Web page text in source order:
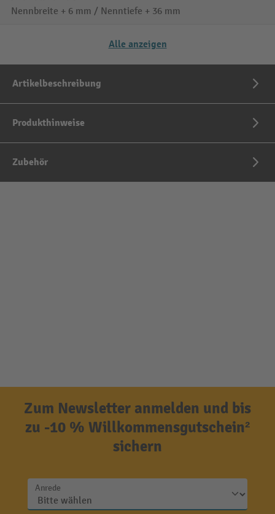
Nennbreite + 6 mm / Nenntiefe + 36 mm
Alle anzeigen
Artikelbeschreibung
Produkthinweise
Zubehör
Zum Newsletter anmelden und bis
zu -10 % Willkommensgutschein²
sichern
Anrede